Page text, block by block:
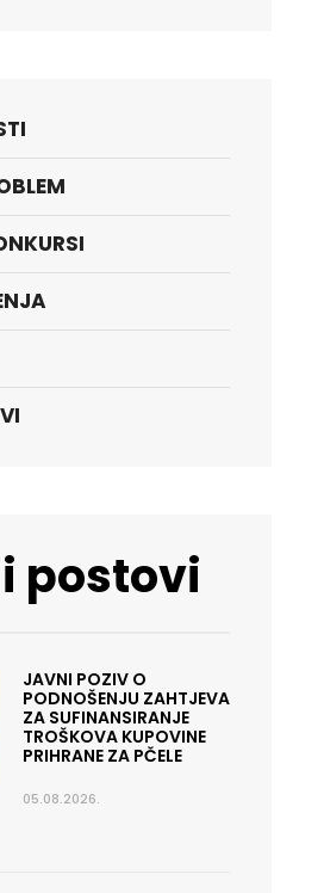
postovi
JAVNI POZIV O
PODNOŠENJU ZAHTJEVA
ZA SUFINANSIRANJE
TROŠKOVA KUPOVINE
PRIHRANE ZA PČELE
05.08.2026.